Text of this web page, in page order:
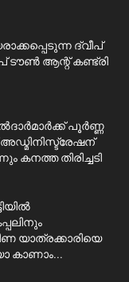
ദ്വീപ്
ടൗൺ ആന്റ് കണ്ട്രി
പൂർണ്ണ
കനത്ത തിരിച്ചടി
യാത്രക്കാരിയെ
കാണാം...